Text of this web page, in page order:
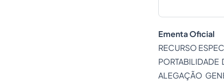
Ementa Oficial
RECURSO
ALEGAÇÃO